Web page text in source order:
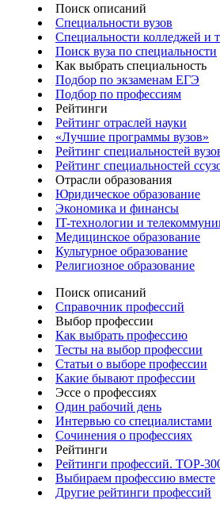
Поиск описаний
Специальности вузов
Специальности колледжей и
Поиск вуза по специальности
Как выбрать специальность
Подбор по экзаменам ЕГЭ
Подбор по профессиям
Рейтинги
Рейтинг отраслей науки
«Лучшие программы вузов»
Рейтинг специальностей
Рейтинг специальностей
Отрасли образования
Юридическое образование
Экономика и финансы
IT-технологии и
Медицинское образование
Культурное образование
Религиозное образование
Поиск описаний
Справочник профессий
Выбор профессии
Как выбрать профессию
Тесты на выбор профессии
Статьи о выборе профессии
Какие бывают профессии
Эссе о профессиях
Один рабочий день
Интервью со специалистами
Сочинения о профессиях
Рейтинги
Рейтинги профессий. TOP-
Выбираем профессию вместе
Другие рейтинги профессий